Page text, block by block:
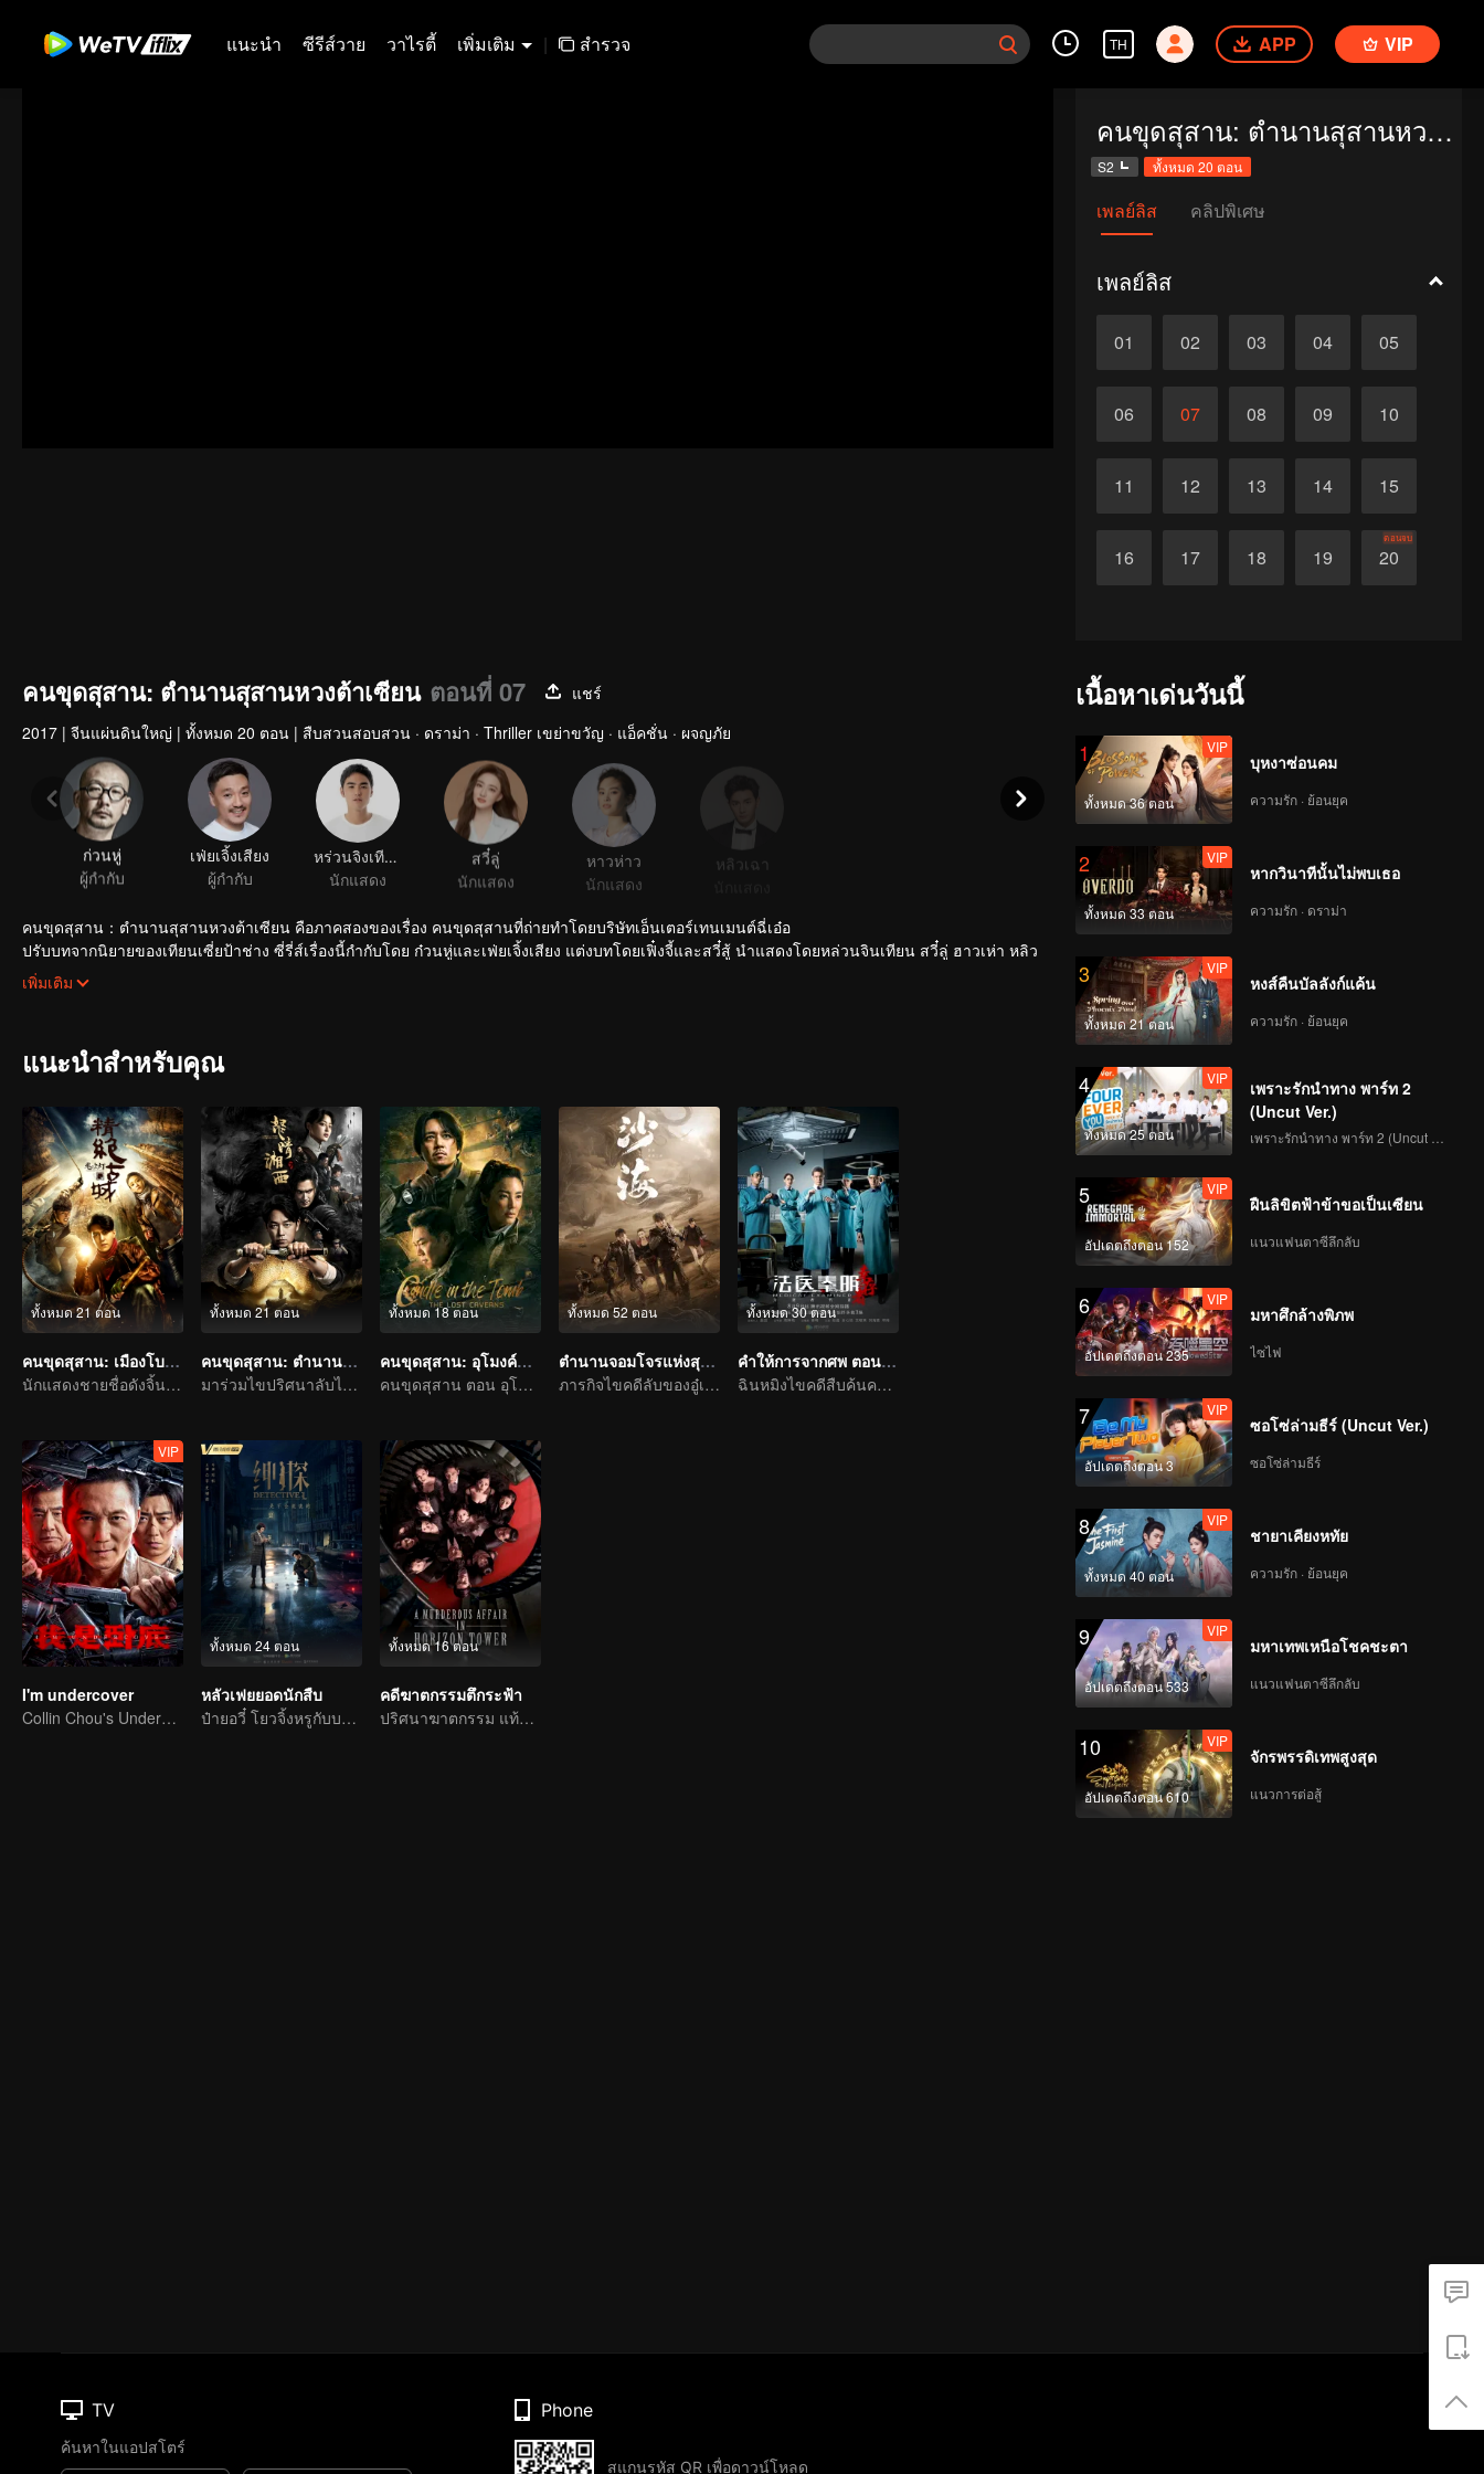
แนะนำ ซีรีส์วาย วาไรตี้ เพิ่มเติม | สำรวจ TH APP VIP
คนขุดสุสาน: ตำนานสุสานหวงต้าเซียน
S2 ทั้งหมด 20 ตอน
เพลย์ลิส คลิปพิเศษ
เพลย์ลิส
01 02 03 04 05
06 07 08 09 10
11 12 13 14 15
16 17 18 19 20
ตอนจบ
คนขุดสุสาน: ตำนานสุสานหวงต้าเซียน ตอนที่ 07
แชร์
2017 | จีนแผ่นดินใหญ่ | ทั้งหมด 20 ตอน | สืบสวนสอบสวน · ดราม่า · Thriller เขย่าขวัญ · แอ็คชั่น · ผจญภัย
ก่วนหู่
ผู้กำกับ
เฟ่ยเจิ้งเสียง
ผู้กำกับ
นักแสดง
สวี๋ลู่
นักแสดง
หาวห่าว
นักแสดง
หลิวเฉา
คนขุดสุสาน：ตำนานสุสานหวงต้าเซียน คือภาคสองของเรื่อง คนขุดสุสานที่ถ่ายทำโดยบริษัทเอ็นเตอร์เทนเมนต์ฉี่เอ๋อ
ปรับบทจากนิยายของเทียนเซี่ยป้าช่าง ซี่รี่ส์เรื่องนี้กำกับโดย ก๋วนหู่และเฟ่ยเจิ้งเสียง แต่งบทโดยเฟิ๋งจี้และสวี๋สู้ นำแสดงโดยหล่วนจินเทียน สวี๋ลู่ ฮาวเห่า หลิว
เฉา หลี่ยวี้เจี๋ย เรื่องราวกล่าวถึง หูป๊าอิและเพื่อนสมัยเด็กหวางข่ายเสวียน สมัยที่เป็นวัยรุ่น ทั้งสองคนรู้จักกับฮวาเหมย ติงสือเถียน เยี่ยนจื่อ ด้วยความอยากรู้
เพิ่มเติม
แนะนำสำหรับคุณ
ทั้งหมด 21 ตอน
คนขุดสุสาน: เมืองโบราณกลางทะเลทราย
นักแสดงชายชื่อดังจิ้นตง กับนักแสดงหญิงดาวรุ่งของไต้หวันเฉิน เฉียว เอิน เริ่มการผจญภัยในสุสานฝังศพ
ทั้งหมด 21 ตอน
คนขุดสุสาน: ตำนานราชาศพเซียงซี
มาร่วมไขปริศนาลับไปกับพานเยว่หมิงและเกาเหว่ยกวง
ทั้งหมด 18 ตอน
คนขุดสุสาน: อุโมงค์ปริศนาแห่งเขามังกร
คนขุดสุสาน ตอน อุโมงค์ปริศนาแห่งเขามังกร
ทั้งหมด 52 ตอน
ตำนานจอมโจรแห่งสุสานทะเลทราย
ภารกิจไขคดีลับของอู๋เหล่ยฉินห้าว
ทั้งหมด 30 ตอน
คำให้การจากศพ ตอนผู้รอดชีวิต
ฉินหมิงไขคดีสืบค้นความจริงจากผู้ตาย
VIP
I'm undercover
Collin Chou's Undercover War
ทั้งหมด 24 ตอน
หลัวเฟยยอดนักสืบ
ป๋ายอวี๋ โยวจิ้งหรูกับบทบาทนักสืบแห่งประชาชาติ
ทั้งหมด 16 ตอน
คดีฆาตกรรมตึกระฟ้า
ปริศนาฆาตกรรม แท้ที่จริงแล้วใครคือฆาตกร ？
เนื้อหาเด่นวันนี้
1
ทั้งหมด 36 ตอน
VIP
บุหงาซ่อนคม
ความรัก · ย้อนยุค
2
ทั้งหมด 33 ตอน
VIP
หากวินาทีนั้นไม่พบเธอ
ความรัก · ดราม่า
3
ทั้งหมด 21 ตอน
VIP
หงส์คืนบัลลังก์แค้น
ความรัก · ย้อนยุค
4
ทั้งหมด 25 ตอน
VIP
เพราะรักนำทาง พาร์ท 2
(Uncut Ver.)
5
อัปเดตถึงตอน 152
VIP
ฝืนลิขิตฟ้าข้าขอเป็นเซียน
แนวแฟนตาซีลึกลับ
6
อัปเดตถึงตอน 235
VIP
มหาศึกล้างพิภพ
ไซไฟ
7
อัปเดตถึงตอน 3
VIP
ซอโซ่ล่ามธีร์ (Uncut Ver.)
ซอโซ่ล่ามธีร์
8
ทั้งหมด 40 ตอน
VIP
ชายาเคียงหทัย
ความรัก · ย้อนยุค
9
อัปเดตถึงตอน 533
VIP
มหาเทพเหนือโชคชะตา
แนวแฟนตาซีลึกลับ
10
อัปเดตถึงตอน 610
VIP
จักรพรรดิเทพสูงสุด
แนวการต่อสู้
TV
ค้นหาในแอปสโตร์
Phone
สแกนรหัส QR เพื่อดาวน์โหลด